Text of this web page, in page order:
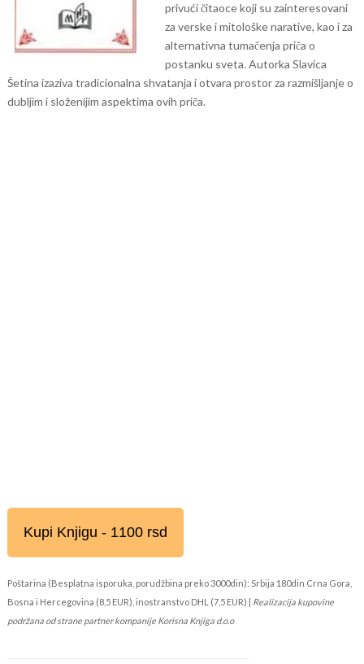
privući čitaoce koji su zainteresovani
za verske i mitološke narative, kao i za
alternativna tumačenja priča o
postanku sveta. Autorka Slavica
Šetina izaziva tradicionalna shvatanja i otvara prostor za razmišljanje o
dubljim i složenijim aspektima ovih priča.
Kupi Knjigu - 1100 rsd
Poštarina (Besplatna isporuka, porudžbina preko 3000din): Srbija 180din Crna Gora,
Bosna i Hercegovina (8,5 EUR), inostranstvo DHL (7,5 EUR) | Realizacija kupovine
podržana od strane partner kompanije Korisna Knjiga d.o.o